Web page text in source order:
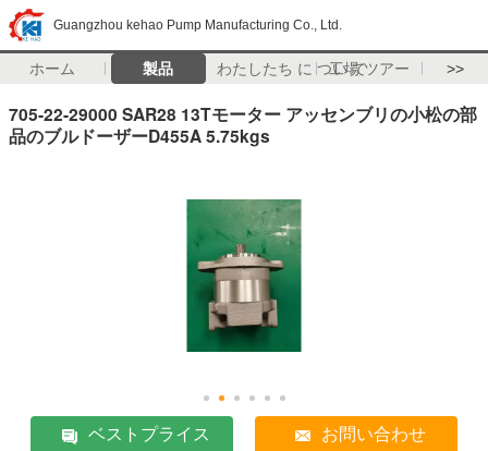
Guangzhou kehao Pump Manufacturing Co., Ltd.
ホーム 製品 わたしたち に つい て工場 ツアー >>
705-22-29000 SAR28 13Tモーター アッセンブリの小松の部
品のブルドーザーD455A 5.75kgs
ベストプライス お問い合わせ